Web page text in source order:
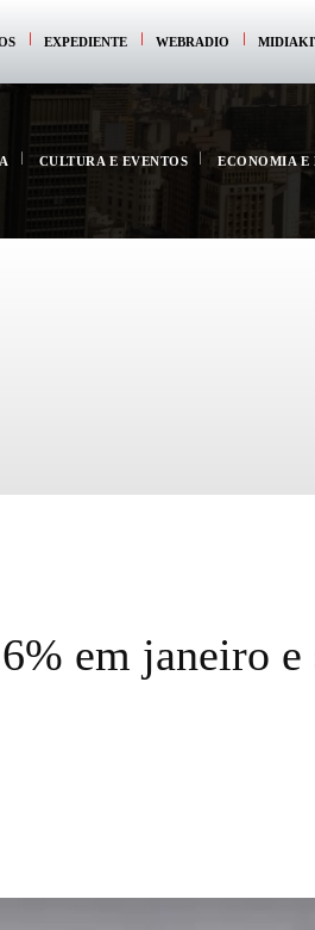
EXPEDIENTE WEBRADIO
CULTURA E EVENTOS ECONOMIA E
em janeiro e